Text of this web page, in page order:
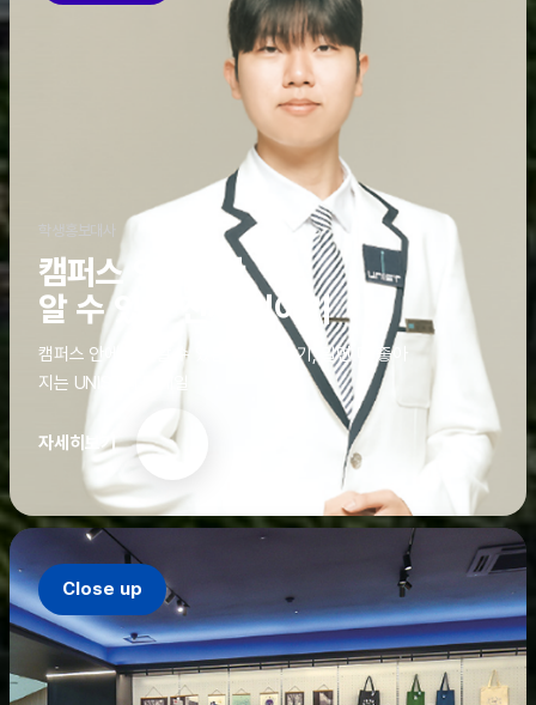
학생홍보대사
캠퍼스 안에서만
알 수 있는 진짜 이야기
캠퍼스 안에서만 알 수 있는 진짜 이야기, 알면 더 좋아
지는 UNIST의 디테일
자세히보기
Close up